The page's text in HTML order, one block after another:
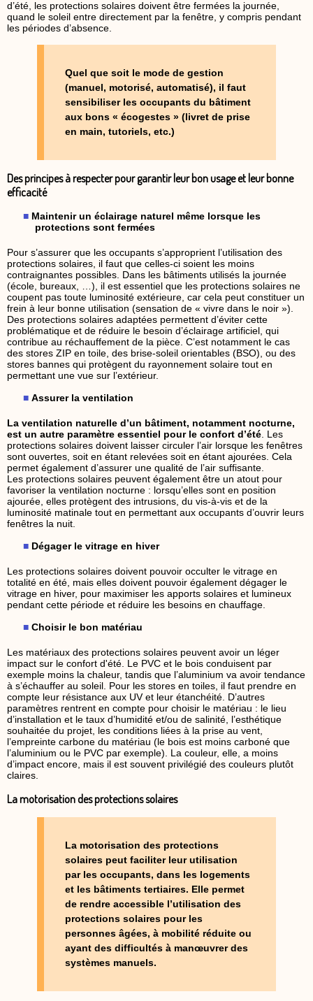
d’été, les protections solaires doivent être fermées la journée,
quand le soleil entre directement par la fenêtre, y compris pendant
les périodes d’absence.
Quel que soit le mode de gestion
(manuel, motorisé, automatisé), il faut
sensibiliser les occupants du bâtiment
aux bons « écogestes » (livret de prise
en main, tutoriels, etc.)
Des principes à respecter pour garantir leur bon usage et leur bonne
efficacité
Maintenir un éclairage naturel même lorsque les
protections sont fermées
Pour s’assurer que les occupants s’approprient l’utilisation des
protections solaires, il faut que celles-ci soient les moins
contraignantes possibles. Dans les bâtiments utilisés la journée
(école, bureaux, …), il est essentiel que les protections solaires ne
coupent pas toute luminosité extérieure, car cela peut constituer un
frein à leur bonne utilisation (sensation de « vivre dans le noir »).
Des protections solaires adaptées permettent d’éviter cette
problématique et de réduire le besoin d’éclairage artificiel, qui
contribue au réchauffement de la pièce. C’est notamment le cas
des stores ZIP en toile, des brise-soleil orientables (BSO), ou des
stores bannes qui protègent du rayonnement solaire tout en
permettant une vue sur l’extérieur.
Assurer la ventilation
La ventilation naturelle d’un bâtiment, notamment nocturne,
est un autre paramètre essentiel pour le confort d’été . Les
protections solaires doivent laisser circuler l’air lorsque les fenêtres
sont ouvertes, soit en étant relevées soit en étant ajourées. Cela
permet également d’assurer une qualité de l’air suffisante.
Les protections solaires peuvent également être un atout pour
favoriser la ventilation nocturne : lorsqu’elles sont en position
ajourée, elles protègent des intrusions, du vis-à-vis et de la
luminosité matinale tout en permettant aux occupants d’ouvrir leurs
fenêtres la nuit.
Dégager le vitrage en hiver
Les protections solaires doivent pouvoir occulter le vitrage en
totalité en été, mais elles doivent pouvoir également dégager le
vitrage en hiver, pour maximiser les apports solaires et lumineux
pendant cette période et réduire les besoins en chauffage.
Choisir le bon matériau
Les matériaux des protections solaires peuvent avoir un léger
impact sur le confort d'été. Le PVC et le bois conduisent par
exemple moins la chaleur, tandis que l’aluminium va avoir tendance
à s’échauffer au soleil. Pour les stores en toiles, il faut prendre en
compte leur résistance aux UV et leur étanchéité. D’autres
paramètres rentrent en compte pour choisir le matériau : le lieu
d’installation et le taux d’humidité et/ou de salinité, l’esthétique
souhaitée du projet, les conditions liées à la prise au vent,
l’empreinte carbone du matériau (le bois est moins carboné que
l’aluminium ou le PVC par exemple). La couleur, elle, a moins
d’impact encore, mais il est souvent privilégié des couleurs plutôt
claires.
La motorisation des protections solaires
La motorisation des protections
solaires peut faciliter leur utilisation
par les occupants, dans les logements
et les bâtiments tertiaires. Elle permet
de rendre accessible l’utilisation des
protections solaires pour les
personnes âgées, à mobilité réduite ou
ayant des difficultés à manœuvrer des
systèmes manuels.